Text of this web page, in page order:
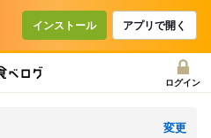
インストール アプリで開く
ログイン
変更